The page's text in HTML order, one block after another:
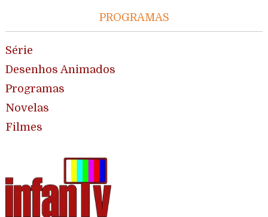
PROGRAMAS
Série
Desenhos Animados
Programas
Novelas
Filmes